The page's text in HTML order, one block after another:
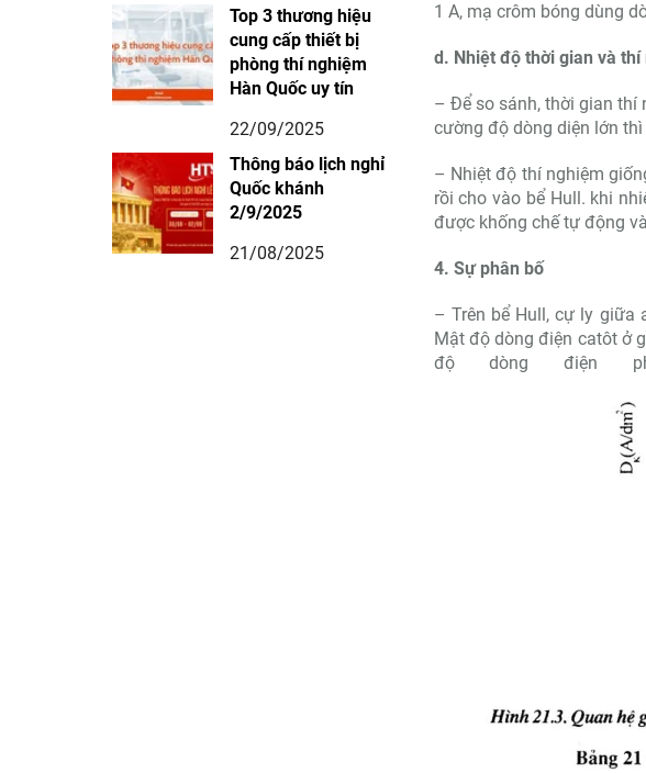
1 A, mạ crôm bóng dùng
d. Nhiệt độ thời gian và thí
– Để so sánh, thời gian thí
cường độ dòng diện lớn
– Nhiệt độ thí nghiệm
rồi cho vào bể Hull. khi
được khống chế tự động
4. Sự phân bố
– Trên bể Hull, cự ly giữa
Mật độ dòng điện catôt ở
độ dòng điện
Top 3 thương hiệu
cung cấp thiết bị
phòng thí nghiệm
Hàn Quốc uy tín
22/09/2025
Thông báo lịch nghỉ
Quốc khánh
2/9/2025
21/08/2025